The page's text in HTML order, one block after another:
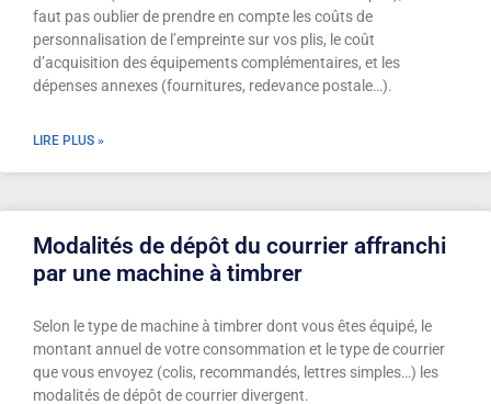
faut pas oublier de prendre en compte les coûts de
personnalisation de l’empreinte sur vos plis, le coût
d’acquisition des équipements complémentaires, et les
dépenses annexes (fournitures, redevance postale…).
LIRE PLUS »
Modalités de dépôt du courrier affranchi
par une machine à timbrer
Selon le type de machine à timbrer dont vous êtes équipé, le
montant annuel de votre consommation et le type de courrier
que vous envoyez (colis, recommandés, lettres simples…) les
modalités de dépôt de courrier divergent.